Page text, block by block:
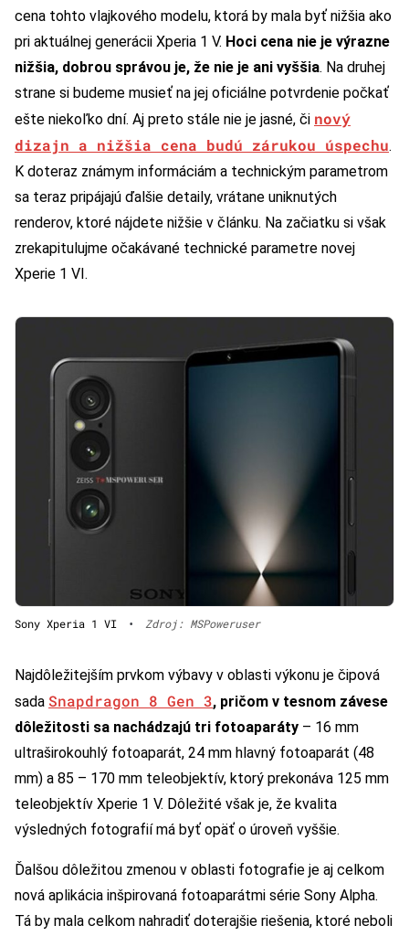
cena tohto vlajkového modelu, ktorá by mala byť nižšia ako
pri aktuálnej generácii Xperia 1 V. Hoci cena nie je výrazne
nižšia, dobrou správou je, že nie je ani vyššia. Na druhej
strane si budeme musieť na jej oficiálne potvrdenie počkať
ešte niekoľko dní. Aj preto stále nie je jasné, či nový
dizajn a nižšia cena budú zárukou úspechu.
K doteraz známym informáciám a technickým parametrom
sa teraz pripájajú ďalšie detaily, vrátane uniknutých
renderov, ktoré nájdete nižšie v článku. Na začiatku si však
zrekapitulujme očakávané technické parametre novej
Xperie 1 VI.
Sony Xperia 1 VI • Zdroj: MSPoweruser
Najdôležitejším prvkom výbavy v oblasti výkonu je čipová
sada Snapdragon 8 Gen 3, pričom v tesnom závese
dôležitosti sa nachádzajú tri fotoaparáty – 16 mm
ultraširokouhlý fotoaparát, 24 mm hlavný fotoaparát (48
mm) a 85 – 170 mm teleobjektív, ktorý prekonáva 125 mm
teleobjektív Xperie 1 V. Dôležité však je, že kvalita
výsledných fotografií má byť opäť o úroveň vyššie.
Ďalšou dôležitou zmenou v oblasti fotografie je aj celkom
nová aplikácia inšpirovaná fotoaparátmi série Sony Alpha.
Tá by mala celkom nahradiť doterajšie riešenia, ktoré neboli